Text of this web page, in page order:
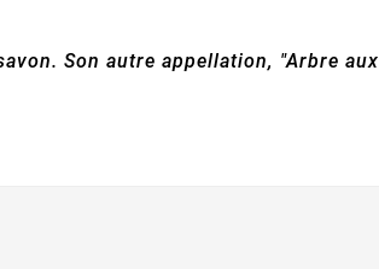
Son autre appellation, "Arbre aux